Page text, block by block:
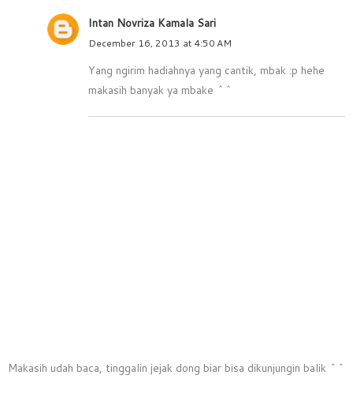
Intan Novriza Kamala Sari
December 16, 2013 at 4:50 AM
Yang ngirim hadiahnya yang cantik, mbak :p hehe
makasih banyak ya mbake ^^
Makasih udah baca, tinggalin jejak dong biar bisa dikunjungin balik ^^